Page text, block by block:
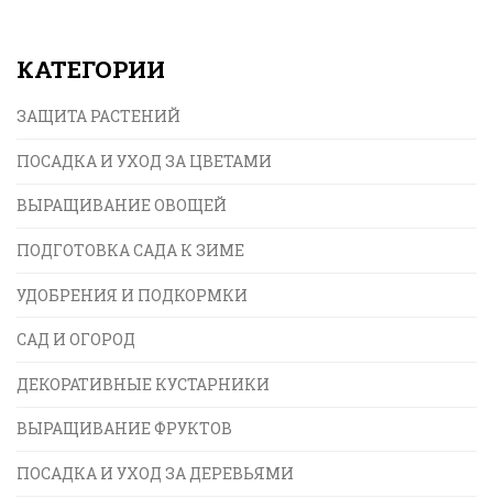
КАТЕГОРИИ
ЗАЩИТА РАСТЕНИЙ
ПОСАДКА И УХОД ЗА ЦВЕТАМИ
ВЫРАЩИВАНИЕ ОВОЩЕЙ
ПОДГОТОВКА САДА К ЗИМЕ
УДОБРЕНИЯ И ПОДКОРМКИ
САД И ОГОРОД
ДЕКОРАТИВНЫЕ КУСТАРНИКИ
ВЫРАЩИВАНИЕ ФРУКТОВ
ПОСАДКА И УХОД ЗА ДЕРЕВЬЯМИ